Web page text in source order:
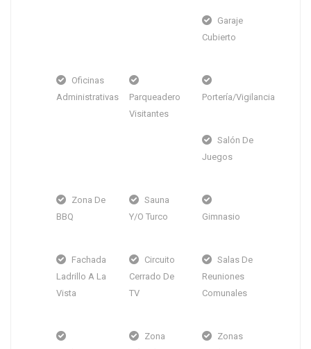
Garaje
Cubierto
Oficinas
Administrativas
Parqueadero
Visitantes
Portería/Vigilancia
Salón De
Juegos
Zona De
BBQ
Sauna
Y/o Turco
Gimnasio
Fachada
Ladrillo A La
Vista
Circuito
Cerrado De
TV
Salas De
Reuniones
Comunales
Zona
Zonas